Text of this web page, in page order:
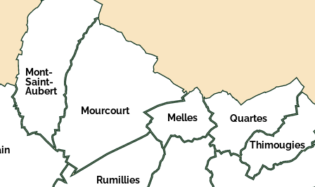
Melles
Rumillies
Mourcourt
Mont-
Saint-
Aubert
Quartes
Thimougies